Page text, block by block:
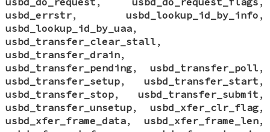
usbd_errstr, usbd_lookup_id_by_info ,
usbd_lookup_id_by_uaa,
usbd_transfer_clear_stall ,
usbd_transfer_drain,
usbd_transfer_pending, usbd_transfer_poll ,
usbd_transfer_setup, usbd_transfer_start ,
usbd_transfer_stop, usbd_transfer_submit ,
usbd_transfer_unsetup, usbd_xfer_clr_flag,
usbd_xfer_frame_data, usbd_xfer_frame_len,